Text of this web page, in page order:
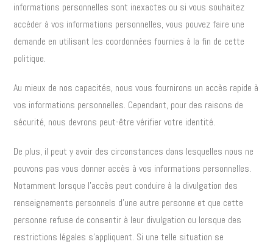
informations personnelles sont inexactes ou si vous souhaitez
accéder à vos informations personnelles, vous pouvez faire une
demande en utilisant les coordonnées fournies à la fin de cette
politique.
Au mieux de nos capacités, nous vous fournirons un accès rapide à
vos informations personnelles. Cependant, pour des raisons de
sécurité, nous devrons peut-être vérifier votre identité.
De plus, il peut y avoir des circonstances dans lesquelles nous ne
pouvons pas vous donner accès à vos informations personnelles.
Notamment lorsque l’accès peut conduire à la divulgation des
renseignements personnels d’une autre personne et que cette
personne refuse de consentir à leur divulgation ou lorsque des
restrictions légales s’appliquent. Si une telle situation se